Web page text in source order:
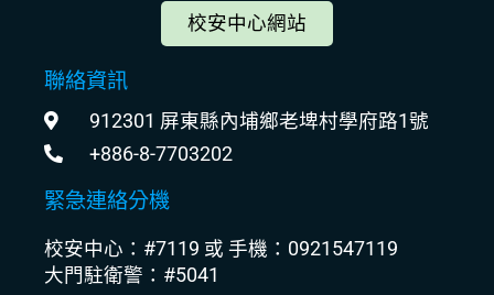
校安中心網站
聯絡資訊
912301 屏東縣內埔鄉老埤村學府路1號
+886-8-7703202
緊急連絡分機
校安中心：#7119 或 手機：0921547119
大門駐衛警：#5041